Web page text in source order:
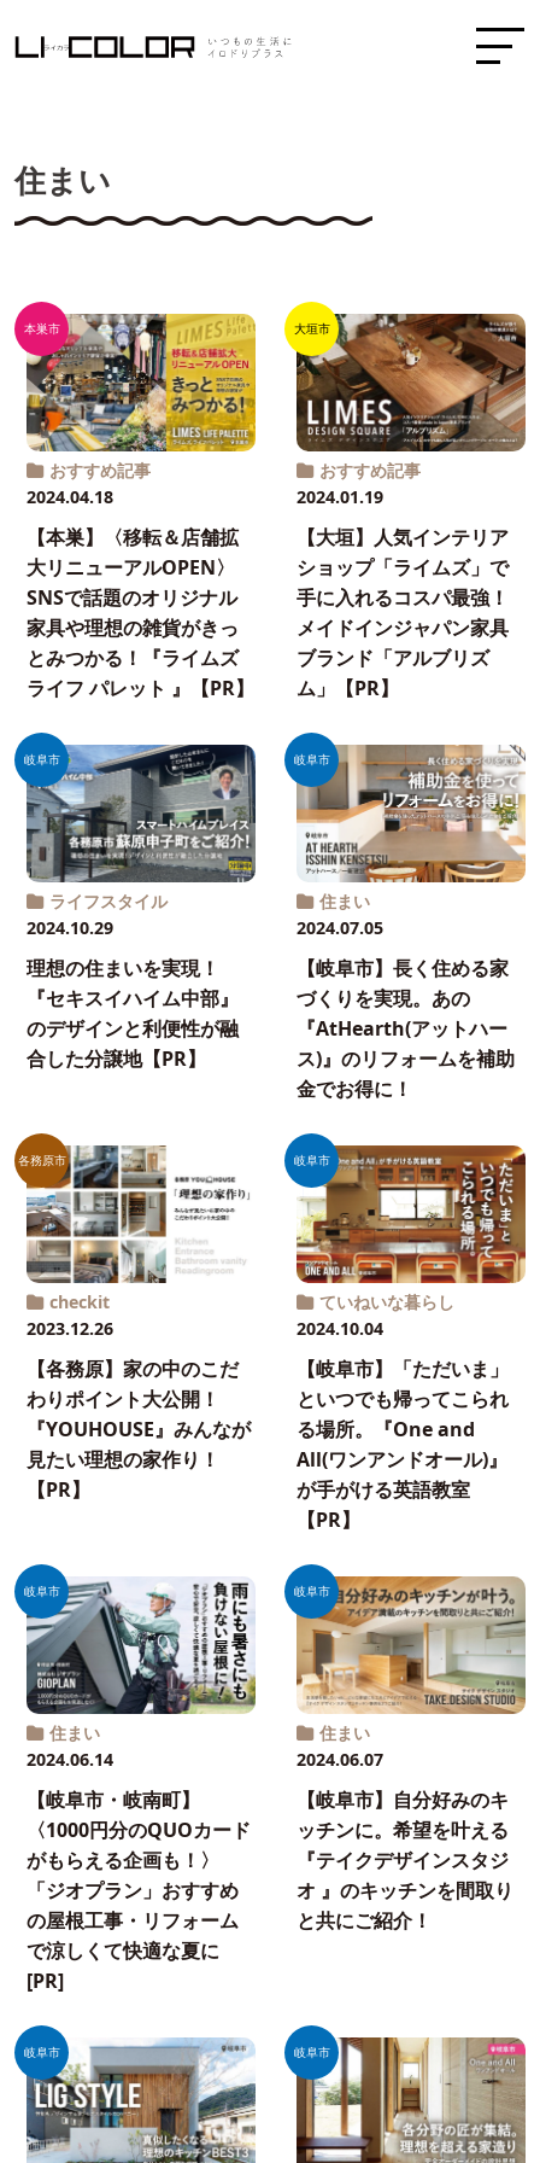
住まい
本巣市
おすすめ記事
2024.04.18
【本巣】〈移転＆店舗拡
大リニューアルOPEN〉
SNSで話題のオリジナル
家具や理想の雑貨がきっ
とみつかる！『ライムズ
ライフ パレット 』【PR】
大垣市
おすすめ記事
2024.01.19
【大垣】人気インテリア
ショップ「ライムズ」で
手に入れるコスパ最強！
メイドインジャパン家具
ブランド「アルブリズ
ム」【PR】
岐阜市
ライフスタイル
2024.10.29
理想の住まいを実現！
『セキスイハイム中部』
のデザインと利便性が融
合した分譲地【PR】
岐阜市
住まい
2024.07.05
【岐阜市】長く住める家
づくりを実現。あの
『AtHearth(アットハー
ス)』のリフォームを補助
金でお得に！
各務原市
checkit
2023.12.26
【各務原】家の中のこだ
わりポイント大公開！
『YOUHOUSE』みんなが
見たい理想の家作り！
【PR】
岐阜市
ていねいな暮らし
2024.10.04
【岐阜市】「ただいま」
といつでも帰ってこられ
る場所。『One and
All(ワンアンドオール)』
が手がける英語教室
【PR】
岐阜市
住まい
2024.06.14
【岐阜市・岐南町】
〈1000円分のQUOカード
がもらえる企画も！〉
「ジオプラン」おすすめ
の屋根工事・リフォーム
で涼しくて快適な夏に
[PR]
岐阜市
住まい
2024.06.07
【岐阜市】自分好みのキ
ッチンに。希望を叶える
『テイクデザインスタジ
オ 』のキッチンを間取り
と共にご紹介！
岐阜市 岐阜市